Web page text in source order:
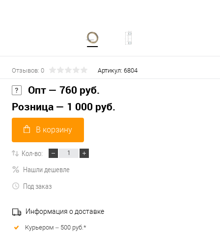
Отзывов: 0 Артикул: 6804
Опт — 760 руб.
Розница — 1 000 руб.
В корзину
Кол-во:
Нашли дешевле
Под заказ
Информация о доставке
Курьером – 500 руб.*